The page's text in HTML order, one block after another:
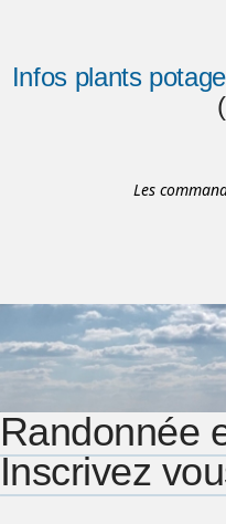
Infos plants
Les
Randonnée
Inscrivez